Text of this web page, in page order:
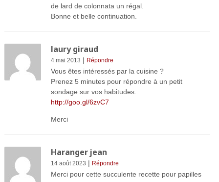
de lard de colonnata un régal.
Bonne et belle continuation.
laury giraud
4 mai 2013 | Répondre
Vous êtes intéressés par la cuisine ?
Prenez 5 minutes pour répondre à un petit
sondage sur vos habitudes.
http://goo.gl/6zvC7
Merci
Haranger jean
14 août 2023 | Répondre
Merci pour cette succulente recette pour papilles